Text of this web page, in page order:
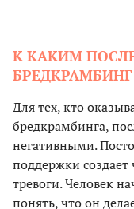
К КАКИМ
БРЕДКРАМБИНГ
Для тех, кто
бредкрамбинга,
негативными.
поддержки создает
тревоги. Человек
понять, что он